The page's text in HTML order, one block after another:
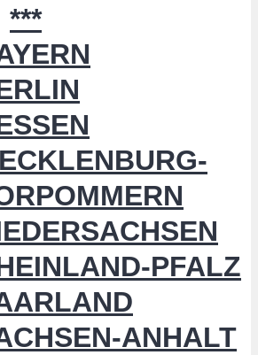
***
PFALZ
ANHALT